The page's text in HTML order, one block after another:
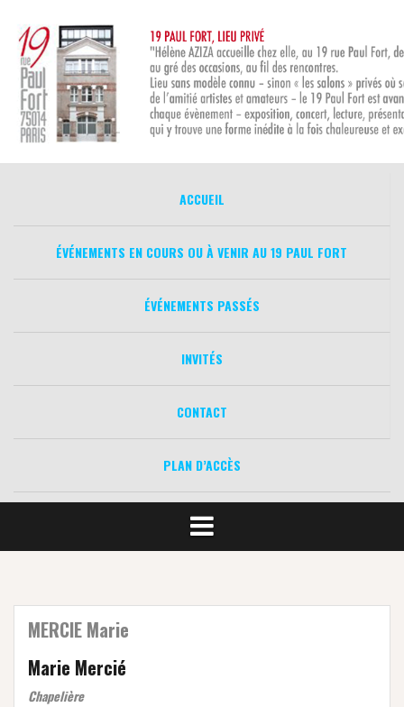
contenu
ACCUEIL
ÉVÉNEMENTS EN COURS OU À VENIR AU 19 PAUL FORT
ÉVÉNEMENTS PASSÉS
INVITÉS
CONTACT
PLAN D’ACCÈS
MERCIE Marie
Marie Mercié
Chapelière